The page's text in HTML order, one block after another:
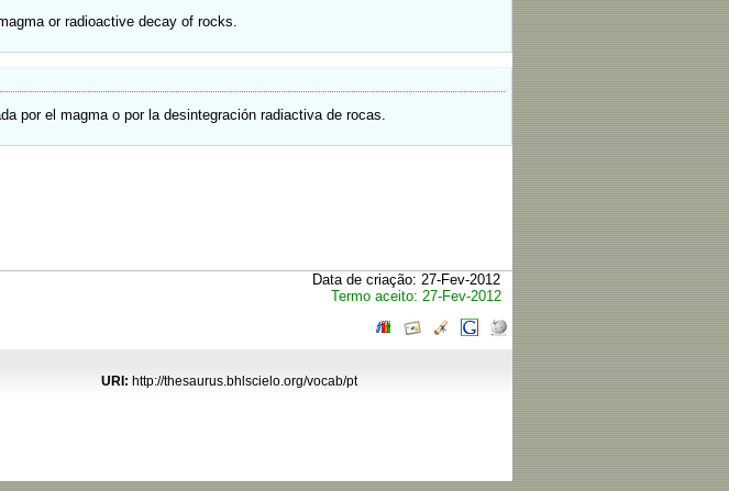
or radioactive decay of rocks.
por el magma o por la desintegración radiactiva de rocas.
Data de criação: 27-Fev-2012
Termo aceito: 27-Fev-2012
URI: http://thesaurus.bhlscielo.org/vocab/pt